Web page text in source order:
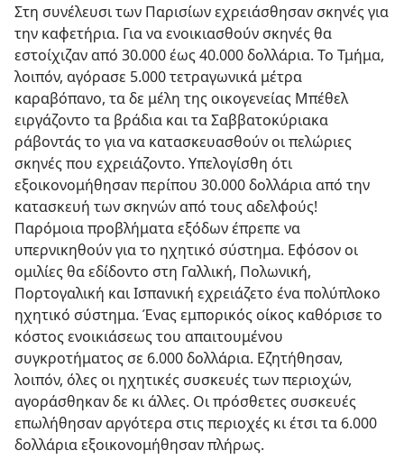
Στη συνέλευσι των Παρισίων εχρειάσθησαν σκηνές για
την καφετήρια. Για να ενοικιασθούν σκηνές θα
εστοίχιζαν από 30.000 έως 40.000 δολλάρια. Το Τμήμα,
λοιπόν, αγόρασε 5.000 τετραγωνικά μέτρα
καραβόπανο, τα δε μέλη της οικογενείας Μπέθελ
ειργάζοντο τα βράδια και τα Σαββατοκύριακα
ράβοντάς το για να κατασκευασθούν οι πελώριες
σκηνές που εχρειάζοντο. Υπελογίσθη ότι
εξοικονομήθησαν περίπου 30.000 δολλάρια από την
κατασκευή των σκηνών από τους αδελφούς!
Παρόμοια προβλήματα εξόδων έπρεπε να
υπερνικηθούν για το ηχητικό σύστημα. Εφόσον οι
ομιλίες θα εδίδοντο στη Γαλλική, Πολωνική,
Πορτογαλική και Ισπανική εχρειάζετο ένα πολύπλοκο
ηχητικό σύστημα. Ένας εμπορικός οίκος καθόρισε το
κόστος ενοικιάσεως του απαιτουμένου
συγκροτήματος σε 6.000 δολλάρια. Εζητήθησαν,
λοιπόν, όλες οι ηχητικές συσκευές των περιοχών,
αγοράσθηκαν δε κι άλλες. Οι πρόσθετες συσκευές
επωλήθησαν αργότερα στις περιοχές κι έτσι τα 6.000
δολλάρια εξοικονομήθησαν πλήρως.